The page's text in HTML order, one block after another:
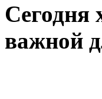
Сегодня
важной